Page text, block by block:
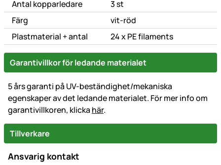
Antal kopparledare
3 st
Färg
vit-röd
Plastmaterial + antal
24 x PE filaments
Garantivillkor för ledande materialet
5 års garanti på UV-beständighet/mekaniska
egenskaper av det ledande materialet. För mer info om
garantivillkoren, klicka här.
Tillverkare
Ansvarig kontakt